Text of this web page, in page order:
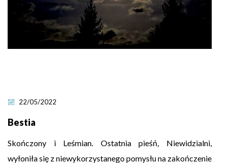
22/05/2022
Bestia
Skończony i Leśmian. Ostatnia pieśń, Niewidzialni,
wyłoniła się z niewykorzystanego pomysłu na zakończenie